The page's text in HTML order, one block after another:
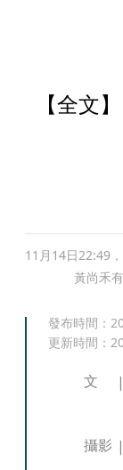
【全文
11月14日22:49
黃尚禾
發布時間：
更新時間：
文
攝影